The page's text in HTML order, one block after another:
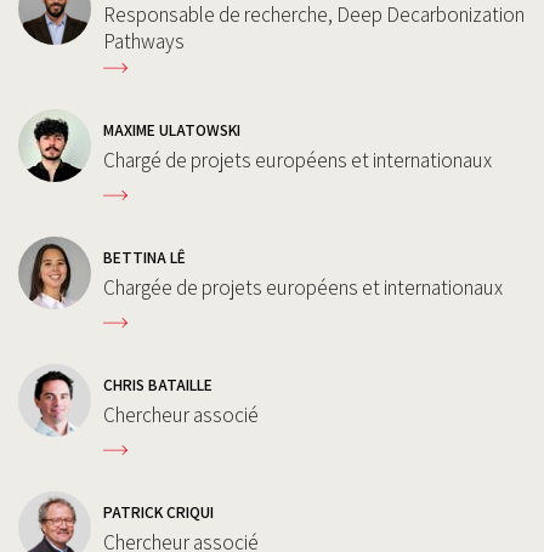
Responsable de recherche, Deep Decarbonization
Pathways
MAXIME ULATOWSKI
Chargé de projets européens et internationaux
BETTINA LÊ
Chargée de projets européens et internationaux
CHRIS BATAILLE
Chercheur associé
PATRICK CRIQUI
Chercheur associé